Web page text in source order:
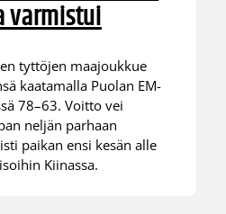
varmistui
tyttöjen maajoukkue
kaatamalla Puolan EM-
78–63. Voitto vei
neljän parhaan
paikan ensi kesän alle
Kiinassa.